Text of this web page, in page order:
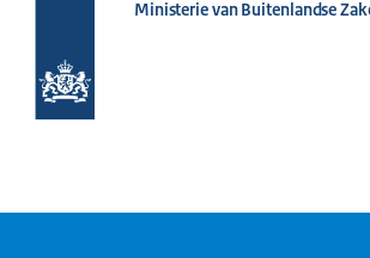
homepage
Ministerie van Buitenlandse